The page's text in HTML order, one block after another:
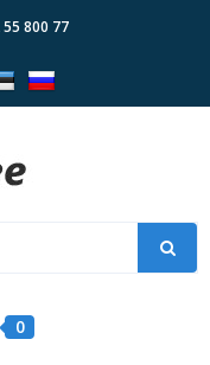
55 800 77
0